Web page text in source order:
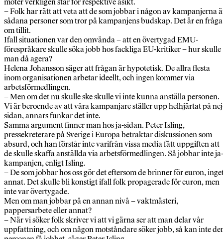
möter verkligen står för respektive åsikt.
– Folk har rätt att veta att de som jobbar i någon av kampanjerna
sådana personer som tror på kampanjens budskap. Det är en fråga
om tillit.
Ifall situationen var den omvända – att en övertygad EMU-
förespråkare skulle söka jobb hos fackliga EU-kritiker – hur skulle
man då agera?
Helena Johansson säger att frågan är hypotetisk. De allra flesta
inom organisationen arbetar ideellt, och ingen kommer via
arbetsförmedlingen.
– Men om det nu skulle ske skulle vi inte kunna anställa personen.
Vi är beroende av att våra kampanjare ställer upp helhjärtat på
sidan, annars funkar det inte.
Samma argument finner man hos ja-sidan. Peter Isling,
pressekreterare på Sverige i Europa betraktar diskussionen som
absurd, och han förstår inte varifrån vissa media fått uppgiften att
de skulle skaffa anställda via arbetsförmedlingen. Så jobbar inte ja-
kampanjen, enligt Isling.
– De som jobbar hos oss gör det eftersom de brinner för euron,
annat. Det skulle bli konstigt ifall folk propagerade för euron, men
inte var övertygade.
Men om man jobbar på en annan nivå – vaktmästeri,
pappersarbete eller annat?
– När vi söker folk skriver vi att vi gärna ser att man delar vår
uppfattning, och om någon motståndare söker jobb, så kan inte